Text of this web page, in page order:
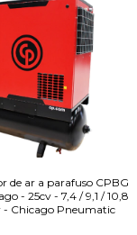
de ar a parafuso CPBG
- 25cv - 7,4 / 9,1 / 10,8
- Chicago Pneumatic